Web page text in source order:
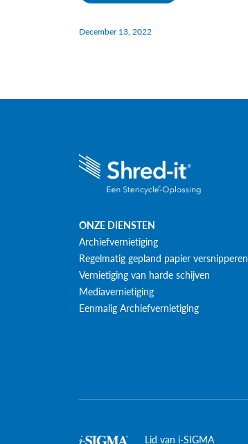
December 13, 2022
ONZE DIENSTEN
Archiefvernietiging
Regelmatig gepland papier versnipperen
Vernietiging van harde schijven
Mediavernietiging
Eenmalig Archiefvernietiging
Lid van i-SIGMA